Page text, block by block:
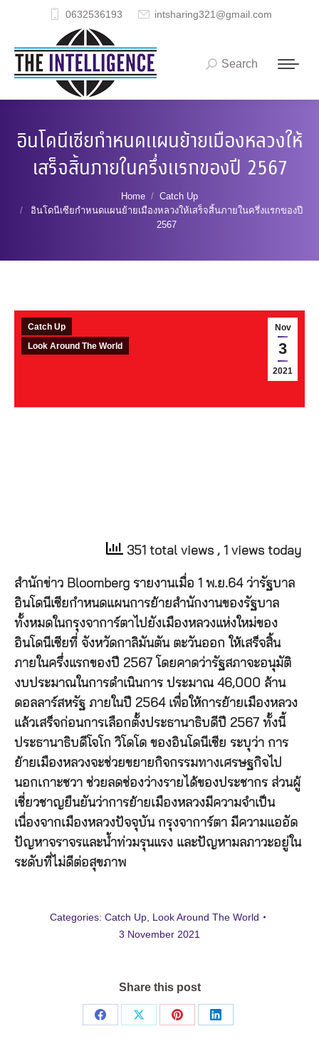
0632536193 intsharing321@gmail.com
Search:
Search
อินโดนีเซียกำหนดแผนย้ายเมืองหลวงให้
เสร็จสิ้นภายในครึ่งแรกของปี 2567
Home
Catch Up
อินโดนีเซียกำหนดแผนย้ายเมืองหลวงให้เสร็จสิ้นภายในครึ่งแรกของปี
2567
Nov
3
2021
Catch Up
Look Around The World
351 total views , 1 views today
สำนักข่าว Bloomberg รายงานเมื่อ 1 พ.ย.64 ว่ารัฐบาล
อินโดนีเซียกำหนดแผนการย้ายสำนักงานของรัฐบาล
ทั้งหมดในกรุงจาการ์ตาไปยังเมืองหลวงแห่งใหม่ของ
อินโดนีเซียที่ จังหวัดกาลิมันตัน ตะวันออก ให้เสร็จสิ้น
ภายในครึ่งแรกของปี 2567 โดยคาดว่ารัฐสภาจะอนุมัติ
งบประมาณในการดำเนินการ ประมาณ 46,000 ล้าน
ดอลลาร์สหรัฐ ภายในปี 2564 เพื่อให้การย้ายเมืองหลวง
แล้วเสร็จก่อนการเลือกตั้งประธานาธิบดีปี 2567 ทั้งนี้
ประธานาธิบดีโจโก วิโดโด ของอินโดนีเซีย ระบุว่า การ
ย้ายเมืองหลวงจะช่วยขยายกิจกรรมทางเศรษฐกิจไป
นอกเกาะชวา ช่วยลดช่องว่างรายได้ของประชากร ส่วนผู้
เชี่ยวชาญยืนยันว่าการย้ายเมืองหลวงมีความจำเป็น
เนื่องจากเมืองหลวงปัจจุบัน กรุงจาการ์ตา มีความแออัด
ปัญหาจราจรและน้ำท่วมรุนแรง และปัญหามลภาวะอยู่ใน
ระดับที่ไม่ดีต่อสุขภาพ
Categories: Catch Up, Look Around The World
3 November 2021
Share this post
Share
Share
Share
Share